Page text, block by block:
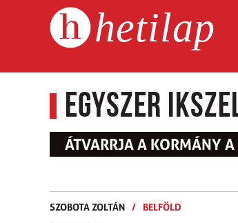
hetilap
Egyszer
ÁTVARRJA A KORMÁNY
SZOBOTA ZOLTÁN / BELFÖLD